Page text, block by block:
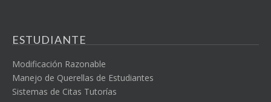
ESTUDIANTE
Modificación Razonable
Manejo de Querellas de Estudiantes
Sistemas de Citas Tutorías